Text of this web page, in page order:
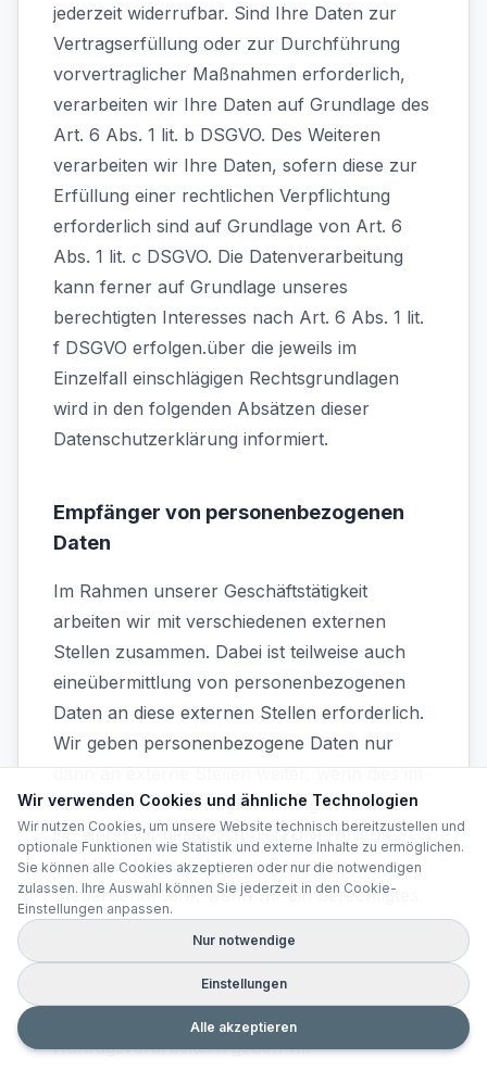
jederzeit widerrufbar. Sind Ihre Daten zur
Vertragserfüllung oder zur Durchführung
vorvertraglicher Maßnahmen erforderlich,
verarbeiten wir Ihre Daten auf Grundlage des
Art. 6 Abs. 1 lit. b DSGVO. Des Weiteren
verarbeiten wir Ihre Daten, sofern diese zur
Erfüllung einer rechtlichen Verpflichtung
erforderlich sind auf Grundlage von Art. 6
Abs. 1 lit. c DSGVO. Die Datenverarbeitung
kann ferner auf Grundlage unseres
berechtigten Interesses nach Art. 6 Abs. 1 lit.
f DSGVO erfolgen.über die jeweils im
Einzelfall einschlägigen Rechtsgrundlagen
wird in den folgenden Absätzen dieser
Datenschutzerklärung informiert.
Empfänger von personenbezogenen
Daten
Im Rahmen unserer Geschäftstätigkeit
arbeiten wir mit verschiedenen externen
Stellen zusammen. Dabei ist teilweise auch
eineübermittlung von personenbezogenen
Daten an diese externen Stellen erforderlich.
Wir geben personenbezogene Daten nur
dann an externe Stellen weiter, wenn dies im
Rahmen einer Vertragserfüllung erforderlich
ist, wenn wir gesetzlich hierzu verpflichtet
sind (z.B. Weitergabe von Daten an
Steuerbehörden), wenn wir ein berechtigtes
Interesse nach Art. 6 Abs. 1 lit. f DSGVO an
der Weitergabe haben oder wenn eine
sonstige Rechtsgrundlage die
Datenweitergabe erlaubt. Beim Einsatz von
Auftragsverarbeitern geben wir
Wir verwenden Cookies und ähnliche Technologien
Wir nutzen Cookies, um unsere Website technisch bereitzustellen und
optionale Funktionen wie Statistik und externe Inhalte zu ermöglichen.
Sie können alle Cookies akzeptieren oder nur die notwendigen
zulassen. Ihre Auswahl können Sie jederzeit in den Cookie-
Einstellungen anpassen.
Nur notwendige
Einstellungen
Alle akzeptieren